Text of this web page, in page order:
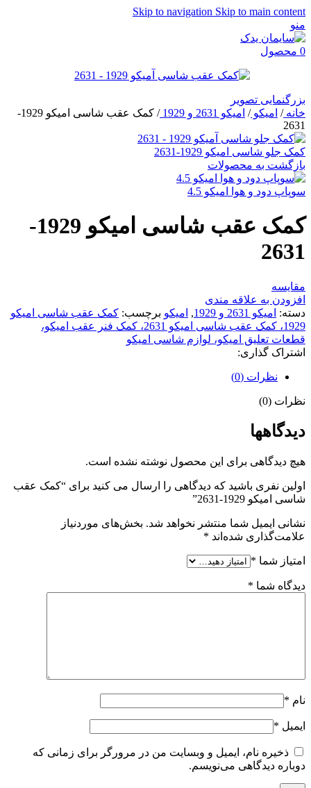
Skip to navigation Skip to main content
منو
0 محصول
بزرگنمایی تصویر
خانه/ امیکو/ امیکو 2631 و 1929 /
کمک عقب شاسی امیکو 1929-
2631
کمک جلو شاسی امیکو 1929-2631
بازگشت به محصولات
سوپاپ دود و هوا امیکو 4.5
کمک عقب شاسی امیکو 1929-
2631
مقایسه
افزودن به علاقه مندی
دسته: امیکو 2631 و 1929 , امیکو برچسب: کمک عقب شاسی امیکو
1929، کمک عقب شاسی امیکو 2631، کمک فنر عقب امیکو،
قطعات تعلیق امیکو، لوازم شاسی امیکو
اشتراک گذاری:
نظرات (0)
نظرات (0)
دیدگاهها
هیچ دیدگاهی برای این محصول نوشته نشده است.
اولین نفری باشید که دیدگاهی را ارسال می کنید برای “کمک عقب
شاسی امیکو 1929-2631”
نشانی ایمیل شما منتشر نخواهد شد. بخش‌های موردنیاز
علامت‌گذاری شده‌اند *
امتیاز شما *
دیدگاه شما *
نام *
ایمیل *
ذخیره نام، ایمیل و وبسایت من در مرورگر برای زمانی که
دوباره دیدگاهی می‌نویسم.